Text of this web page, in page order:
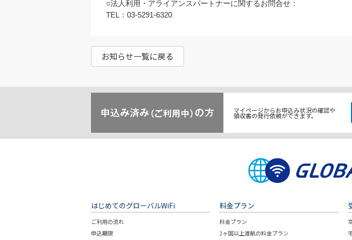
○法人利用・アライアンスパートナーに関するお問合せ：
TEL：03-5291-6320
お知らせ一覧に戻る
マイページからお申込み状況の確認や
領収書の発行依頼ができます。
はじめてのグローバルWiFi
ご利用の流れ
申込期限
料金プラン
料金プラン
2ヶ国以上渡航の料金プラン